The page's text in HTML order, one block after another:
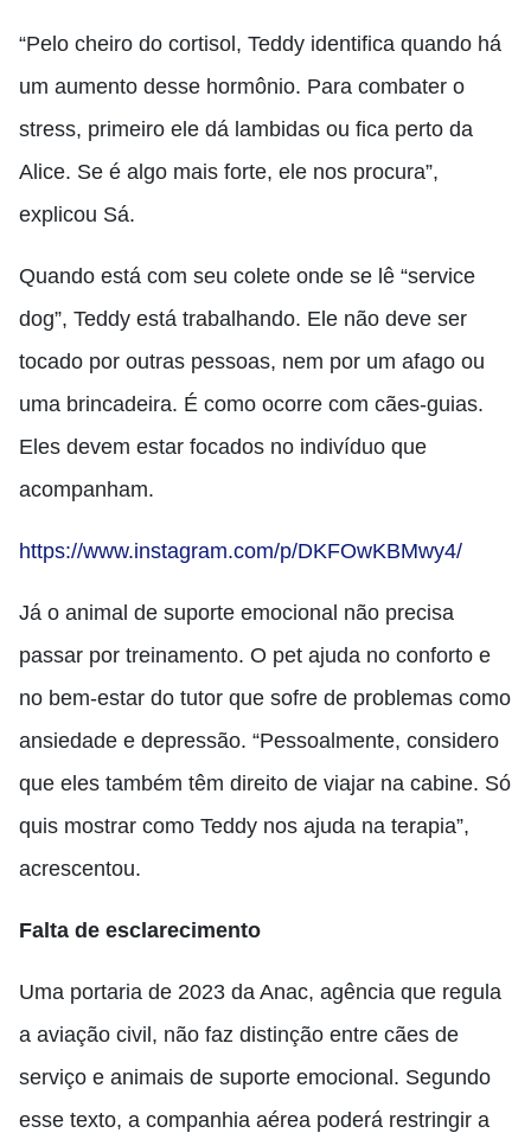
“Pelo cheiro do cortisol, Teddy identifica quando há
um aumento desse hormônio. Para combater o
stress, primeiro ele dá lambidas ou fica perto da
Alice. Se é algo mais forte, ele nos procura”,
explicou Sá.
Quando está com seu colete onde se lê “service
dog”, Teddy está trabalhando. Ele não deve ser
tocado por outras pessoas, nem por um afago ou
uma brincadeira. É como ocorre com cães-guias.
Eles devem estar focados no indivíduo que
acompanham.
https://www.instagram.com/p/DKFOwKBMwy4/
Já o animal de suporte emocional não precisa
passar por treinamento. O pet ajuda no conforto e
no bem-estar do tutor que sofre de problemas como
ansiedade e depressão. “Pessoalmente, considero
que eles também têm direito de viajar na cabine. Só
quis mostrar como Teddy nos ajuda na terapia”,
acrescentou.
Falta de esclarecimento
Uma portaria de 2023 da Anac, agência que regula
a aviação civil, não faz distinção entre cães de
serviço e animais de suporte emocional. Segundo
esse texto, a companhia aérea poderá restringir a